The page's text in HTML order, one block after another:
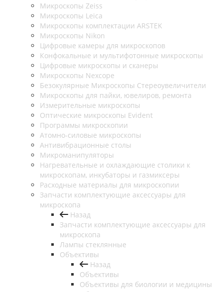
Микроскопы Zeiss
Микроскопы Leica
Микроскопы комплектации ARSTEK
Микроскопы Nikon
Цифровые камеры для микроскопов
Конфокальные и мультифотонные микроскопы
Цифровые микроскопы и сканеры
Микроскопы Nexcope
Безокулярные Микроскопы Стереоувеличители
Микроскопы для пайки, ювелиров, ремонта
Измерительные микроскопы
Оптические микроскопы Evident
Программы микроскопии
Атомно-силовые микроскопы
Антивибрационные столы
Микроманипуляторы
Нагревательные и охлаждающие столики к
микроскопам, инкубаторы и газмиксеры
Расходные материалы для микроскопии
Запчасти комплектующие аксессуары для
микроскопа
Назад
Запчасти комплектующие аксессуары для
микроскопа
Лампы стеклянные
Объективы
Назад
Объективы
Объективы для биологии и медицины